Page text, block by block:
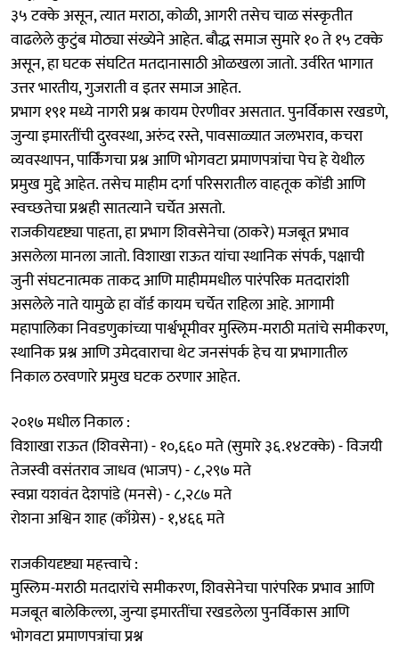
३५ टक्के असून, त्यात मराठा, कोळी, आगरी तसेच चाळ संस्कृतीत
वाढलेले कुटुंब मोठ्या संख्येने आहेत. बौद्ध समाज सुमारे १० ते १५ टक्के
असून, हा घटक संघटित मतदानासाठी ओळखला जातो. उर्वरित भागात
उत्तर भारतीय, गुजराती व इतर समाज आहेत.
प्रभाग १९१ मध्ये नागरी प्रश्न कायम ऐरणीवर असतात. पुनर्विकास रखडणे,
जुन्या इमारतींची दुरवस्था, अरुंद रस्ते, पावसाळ्यात जलभराव, कचरा
व्यवस्थापन, पार्किंगचा प्रश्न आणि भोगवटा प्रमाणपत्रांचा पेच हे येथील
प्रमुख मुद्दे आहेत. तसेच माहीम दर्गा परिसरातील वाहतूक कोंडी आणि
स्वच्छतेचा प्रश्नही सातत्याने चर्चेत असतो.
राजकीयदृष्ट्या पाहता, हा प्रभाग शिवसेनेचा (ठाकरे) मजबूत प्रभाव
असलेला मानला जातो. विशाखा राऊत यांचा स्थानिक संपर्क, पक्षाची
जुनी संघटनात्मक ताकद आणि माहीममधील पारंपरिक मतदारांशी
असलेले नाते यामुळे हा वॉर्ड कायम चर्चेत राहिला आहे. आगामी
महापालिका निवडणुकांच्या पार्श्वभूमीवर मुस्लिम-मराठी मतांचे समीकरण,
स्थानिक प्रश्न आणि उमेदवाराचा थेट जनसंपर्क हेच या प्रभागातील
निकाल ठरवणारे प्रमुख घटक ठरणार आहेत.
२०१७ मधील निकाल :
विशाखा राऊत (शिवसेना) - १०,६६० मते (सुमारे ३६.१४टक्के) - विजयी
तेजस्वी वसंतराव जाधव (भाजप) - ८,२९७ मते
स्वप्ना यशवंत देशपांडे (मनसे) - ८,२८७ मते
रोशना अश्विन शाह (काँग्रेस) - १,४६६ मते
राजकीयदृष्ट्या महत्त्वाचे :
मुस्लिम-मराठी मतदारांचे समीकरण, शिवसेनेचा पारंपरिक प्रभाव आणि
मजबूत बालेकिल्ला, जुन्या इमारतींचा रखडलेला पुनर्विकास आणि
भोगवटा प्रमाणपत्रांचा प्रश्न